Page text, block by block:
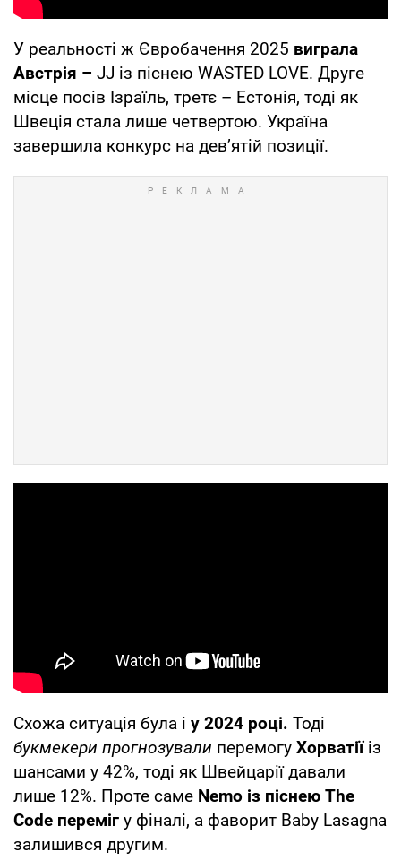
У реальності ж Євробачення 2025 виграла
Австрія – JJ із піснею WASTED LOVE. Друге
місце посів Ізраїль, третє – Естонія, тоді як
Швеція стала лише четвертою. Україна
завершила конкурс на дев’ятій позиції.
Схожа ситуація була і у 2024 році. Тоді
букмекери прогнозували перемогу Хорватії із
шансами у 42%, тоді як Швейцарії давали
лише 12%. Проте саме Nemo із піснею The
Code переміг у фіналі, а фаворит Baby Lasagna
залишився другим.